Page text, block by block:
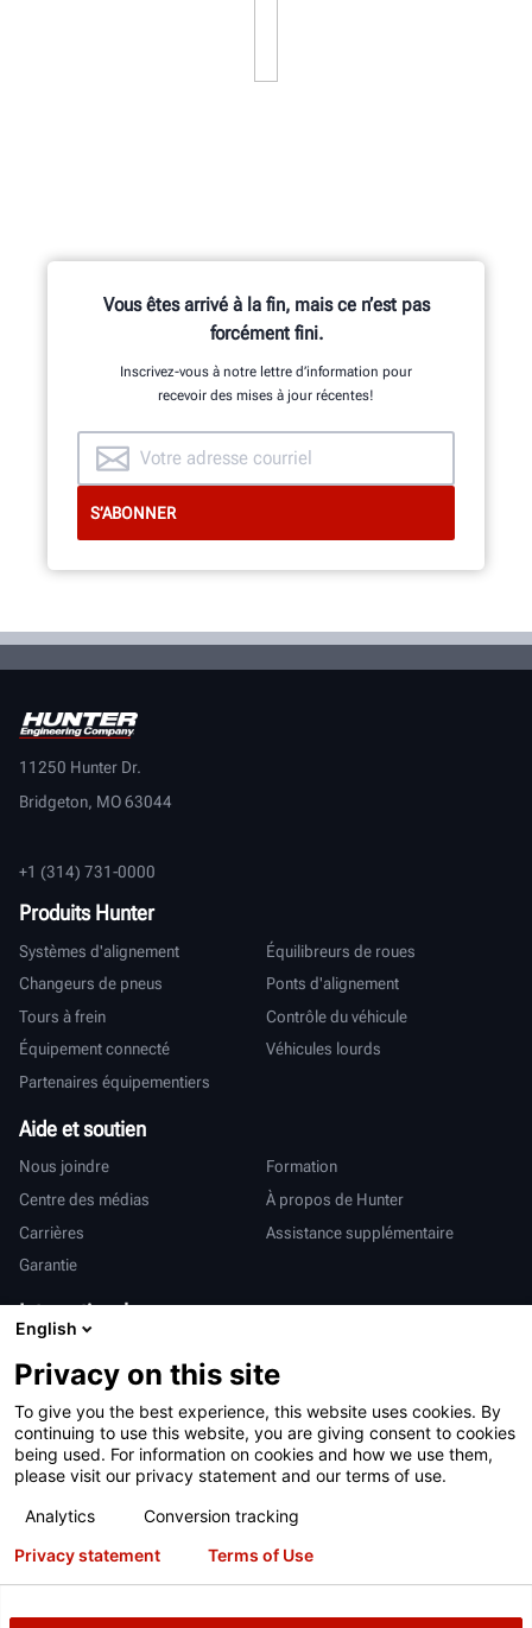
Vous êtes arrivé à la fin, mais ce n’est pas
forcément fini.
Inscrivez-vous à notre lettre d’information pour
recevoir des mises à jour récentes!
11250 Hunter Dr.
Bridgeton, MO 63044
+1 (314) 731-0000
Produits Hunter
Systèmes d'alignement
Équilibreurs de roues
Changeurs de pneus
Ponts d'alignement
Tours à frein
Contrôle du véhicule
Équipement connecté
Véhicules lourds
Partenaires équipementiers
Aide et soutien
Nous joindre
Formation
Centre des médias
À propos de Hunter
Carrières
Assistance supplémentaire
Garantie
International
亨特中国
Conditions d’utilisation
Déclaration de confidentialité
Proposition 65 de Californie
Système RAPI
Brevets
Connexion
English
Privacy on this site
To give you the best experience, this website uses cookies. By
continuing to use this website, you are giving consent to cookies
being used. For information on cookies and how we use them,
please visit our privacy statement and our terms of use.
Analytics
Conversion tracking
Privacy statement Terms of Use